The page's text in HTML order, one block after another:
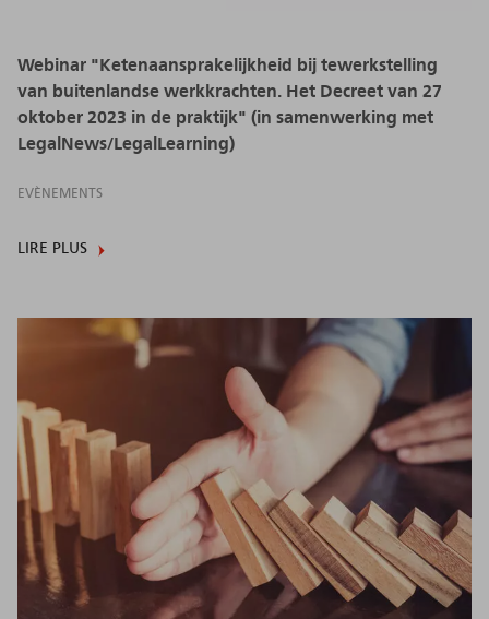
Webinar "Ketenaansprakelijkheid bij tewerkstelling
van buitenlandse werkkrachten. Het Decreet van 27
oktober 2023 in de praktijk" (in samenwerking met
LegalNews/LegalLearning)
EVÈNEMENTS
LIRE PLUS